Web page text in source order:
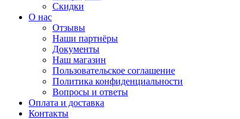
Скидки
О нас
Отзывы
Наши партнёры
Документы
Наш магазин
Пользовательское соглашение
Политика конфиденциальности
Вопросы и ответы
Оплата и доставка
Контакты